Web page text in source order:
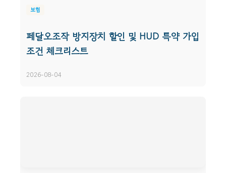
보험
페달오조작 방지장치 할인 및 HUD 특약 가입
조건 체크리스트
2026-08-04